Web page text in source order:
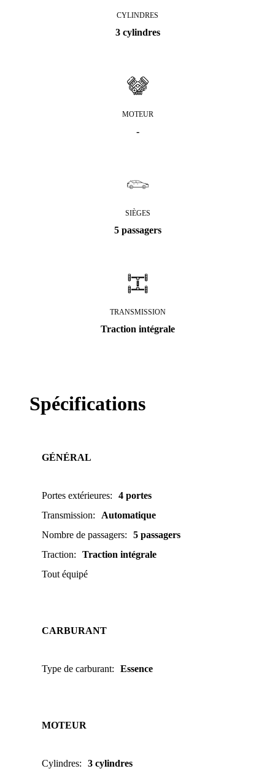
CYLINDRES
3 cylindres
MOTEUR
-
SIÈGES
5 passagers
TRANSMISSION
Traction intégrale
Spécifications
GÉNÉRAL
Portes extérieures:
4 portes
Transmission:
Automatique
Nombre de passagers:
5 passagers
Traction:
Traction intégrale
Tout équipé
CARBURANT
Type de carburant: Essence
MOTEUR
Cylindres: 3 cylindres